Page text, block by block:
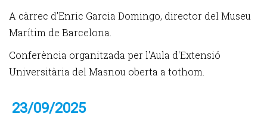
A càrrec d'Enric Garcia Domingo, director del Museu
Marítim de Barcelona.
Conferència organitzada per l'Aula d'Extensió
Universitària del Masnou oberta a tothom.
23/09/2025